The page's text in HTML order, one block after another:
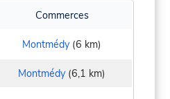
Commerces
Montmédy (6 km)
Montmédy (6,1 km)